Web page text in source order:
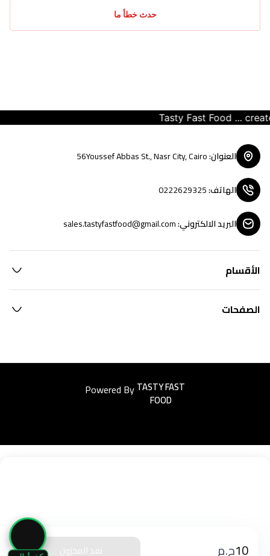
حدث خطأ ما
10ج.م نفذ المخزون
Tasty Fast Food ... create
العنوان:
56Youssef Abbas St., Nasr City, Cairo
الهاتف:
0222629325
البريد الالكتروني:
sales.tastyfastfood@gmail.com
الأقسام
الصفحات
Powered ByEasyorders